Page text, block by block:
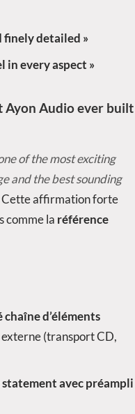
finely detailed »
in every aspect »
Ayon Audio ever built
of the most exciting
and the best sounding
Cette affirmation forte
comme la référence
d’éléments
(transport CD,
avec préampli